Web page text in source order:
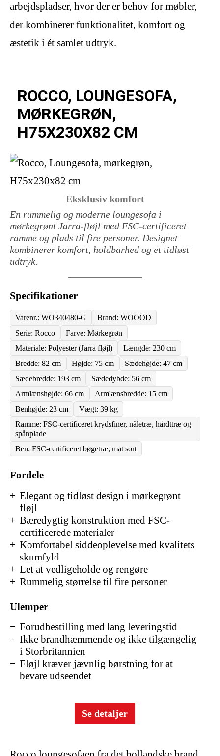
arbejdspladser, hvor der er behov for møbler,
der kombinerer funktionalitet, komfort og
æstetik i ét samlet udtryk.
Eksklusiv komfort
ROCCO, LOUNGESOFA,
MØRKEGRØN,
H75X230X82 CM
En rummelig og moderne loungesofa i
mørkegrønt Jarra-fløjl med FSC-certificeret
ramme og plads til fire personer. Designet
kombinerer komfort, holdbarhed og et tidløst
udtryk.
Fordele
Elegant og tidløst design i mørkegrønt
fløjl
Bæredygtig konstruktion med FSC-
certificerede materialer
Komfortabel siddeoplevelse med kvalitets
skumfyld
Let at vedligeholde og rengøre
Rummelig størrelse til fire personer
Ulemper
Forudbestilling med lang leveringstid
Ikke brandhæmmende og ikke tilgængelig
i Storbritannien
Fløjl kræver jævnlig børstning for at
bevare udseendet
Specifikationer
Varenr.: WO340480-G
Brand: WOOOD
Serie: Rocco
Farve: Mørkegrøn
Materiale: Polyester (Jarra fløjl)
Længde: 230 cm
Bredde: 82 cm
Højde: 75 cm
Sædehøjde: 47 cm
Sædebredde: 193 cm
Sædedybde: 56 cm
Armlænshøjde: 66 cm
Armlænsbredde: 15 cm
Benhøjde: 23 cm
Vægt: 39 kg
Ramme: FSC-certificeret krydsfiner, nåletræ, hårdttræ og
spånplade
Ben: FSC-certificeret bøgetræ, mat sort
Se detaljer